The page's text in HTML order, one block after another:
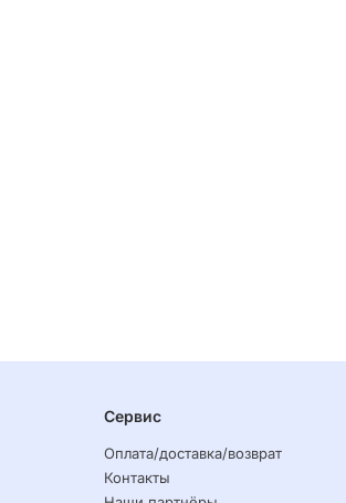
Сервис
Оплата/доставка/возврат
Контакты